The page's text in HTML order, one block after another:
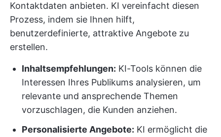
Kontaktdaten anbieten. KI vereinfacht diesen
Prozess, indem sie Ihnen hilft,
benutzerdefinierte, attraktive Angebote zu
erstellen.
Inhaltsempfehlungen: KI-Tools können die
Interessen Ihres Publikums analysieren, um
relevante und ansprechende Themen
vorzuschlagen, die Kunden anziehen.
Personalisierte Angebote: KI ermöglicht die